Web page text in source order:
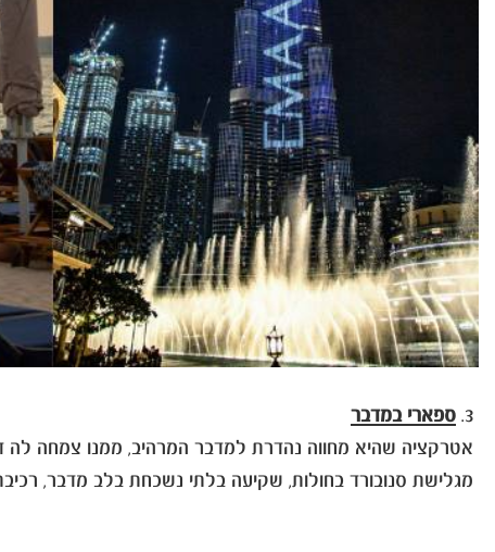
3. ספארי במדבר
אטרקציה שהיא מחווה נהדרת למדבר המרהיב, ממנו צמחה לה
מגלישת סנובורד בחולות, שקיעה בלתי נשכחת בלב מדבר,